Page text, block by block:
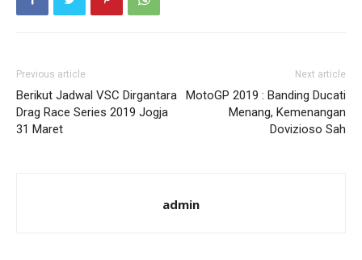
Previous article
Berikut Jadwal VSC Dirgantara
Drag Race Series 2019 Jogja
31 Maret
Next article
MotoGP 2019 : Banding Ducati
Menang, Kemenangan
Dovizioso Sah
admin